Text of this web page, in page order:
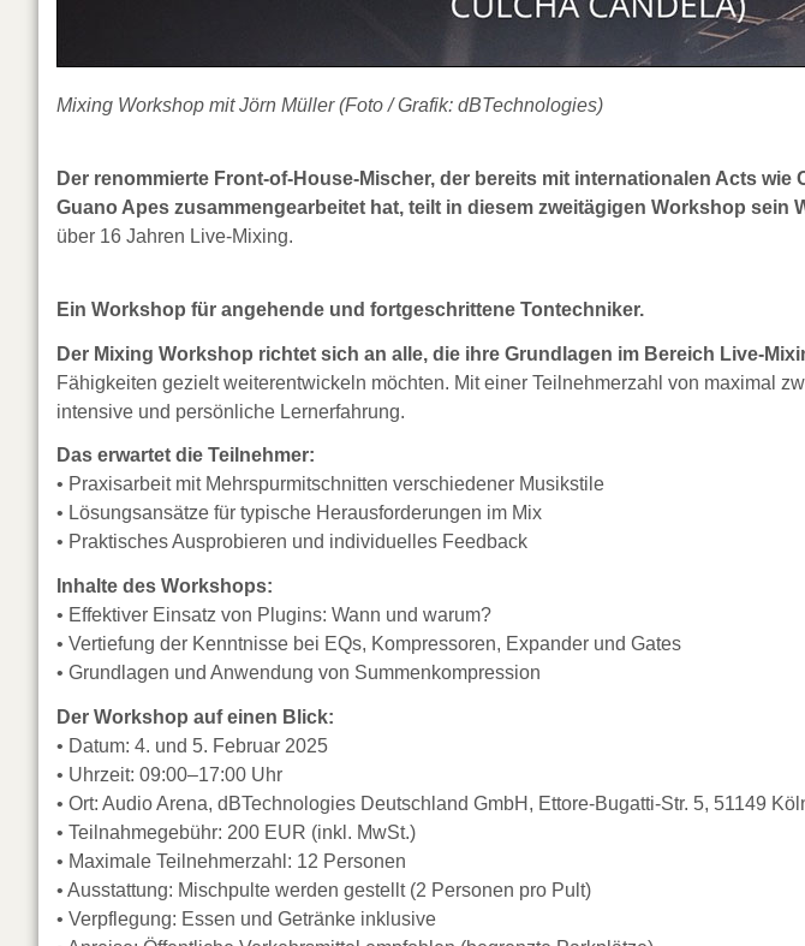
Mixing Workshop mit Jörn Müller (Foto / Grafik: dBTechnologies)
Der renommierte Front-of-House-Mischer, der bereits mit internationalen Acts wie
Guano Apes zusammengearbeitet hat, teilt in diesem zweitägigen Workshop sein
über 16 Jahren Live-Mixing.
Ein Workshop für angehende und fortgeschrittene Tontechniker.
Der Mixing Workshop richtet sich an alle, die ihre Grundlagen im Bereich Live-
Fähigkeiten gezielt weiterentwickeln möchten. Mit einer Teilnehmerzahl von maximal
intensive und persönliche Lernerfahrung.
Das erwartet die Teilnehmer:
• Praxisarbeit mit Mehrspurmitschnitten verschiedener Musikstile
• Lösungsansätze für typische Herausforderungen im Mix
• Praktisches Ausprobieren und individuelles Feedback
Inhalte des Workshops:
• Effektiver Einsatz von Plugins: Wann und warum?
• Vertiefung der Kenntnisse bei EQs, Kompressoren, Expander und Gates
• Grundlagen und Anwendung von Summenkompression
Der Workshop auf einen Blick:
• Datum: 4. und 5. Februar 2025
• Uhrzeit: 09:00–17:00 Uhr
• Ort: Audio Arena, dBTechnologies Deutschland GmbH, Ettore-Bugatti-Str. 5, 51149
• Teilnahmegebühr: 200 EUR (inkl. MwSt.)
• Maximale Teilnehmerzahl: 12 Personen
• Ausstattung: Mischpulte werden gestellt (2 Personen pro Pult)
• Verpflegung: Essen und Getränke inklusive